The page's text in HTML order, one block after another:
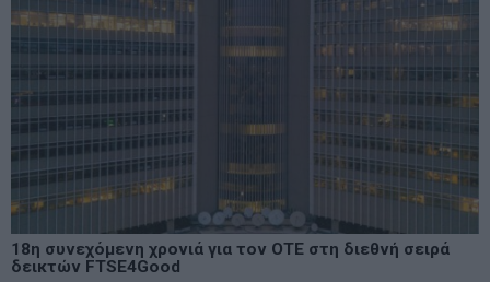
18η συνεχόμενη χρονιά για τον ΟΤΕ στη διεθνή σειρά
δεικτών FTSE4Good